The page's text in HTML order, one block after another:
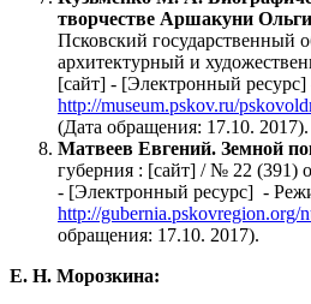
творчестве Аршакуни
Псковский государственный
архитектурный и
[сайт] - [Электронный
http://museum.pskov.ru/
(Дата обращения: 17.10. 2017).
Матвеев Евгений. Земной
губерния : [сайт] / № 22
- [Электронный ресурс] -
http://gubernia.pskovregion.org/
обращения: 17.10. 2017).
Е. Н. Морозкина: